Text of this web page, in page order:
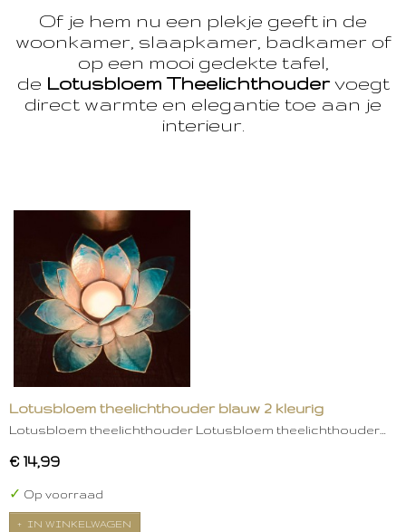
Of je hem nu een plekje geeft in de
woonkamer, slaapkamer, badkamer of
op een mooi gedekte tafel,
de Lotusbloem Theelichthoudervoegt
direct warmte en elegantie toe aan je
interieur.
Lotusbloem theelichthouder blauw 2 kleurig
Lotusbloem theelichthouder Lotusbloem theelichthouder…
€ 14,99
✓ Op voorraad
IN WINKELWAGEN